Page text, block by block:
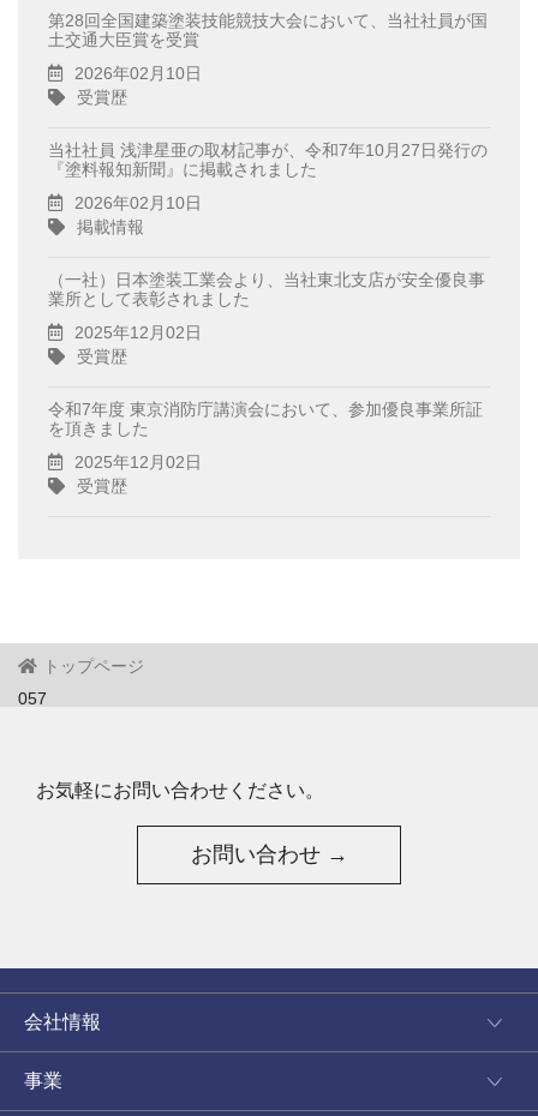
第28回全国建築塗装技能競技大会において、当社社員が国
土交通大臣賞を受賞
2026年02月10日
受賞歴
当社社員 浅津星亜の取材記事が、令和7年10月27日発行の
『塗料報知新聞』に掲載されました
2026年02月10日
掲載情報
（一社）日本塗装工業会より、当社東北支店が安全優良事
業所として表彰されました
2025年12月02日
受賞歴
令和7年度 東京消防庁講演会において、参加優良事業所証
を頂きました
2025年12月02日
受賞歴
トップページ
057
お気軽にお問い合わせください。
お問い合わせ →
会社情報
事業